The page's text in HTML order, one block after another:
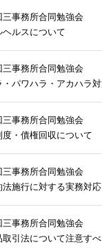
三事務所合同勉強会
ヘルスについて
三事務所合同勉強会
・パワハラ・アカハラ
三事務所合同勉強会
度・債権回収について
三事務所合同勉強会
法施行に対する実務対
三事務所合同勉強会
取引法について注意す